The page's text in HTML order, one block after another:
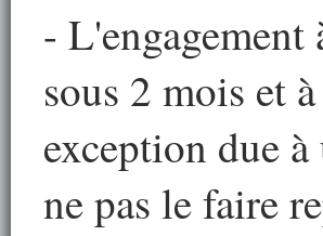
- L'engagement
sous 2 mois et
exception due à
ne pas le faire